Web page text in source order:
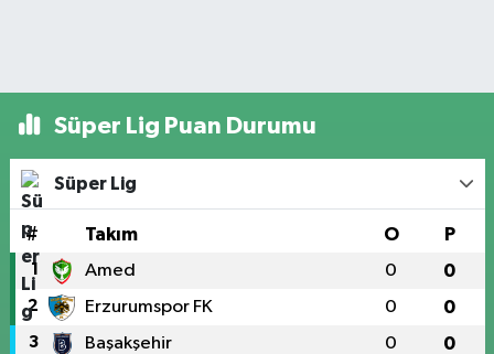
Süper Lig Puan Durumu
Süper Lig
# Takım O P
1 Amed 0 0
2 Erzurumspor FK 0 0
3 Başakşehir 0 0